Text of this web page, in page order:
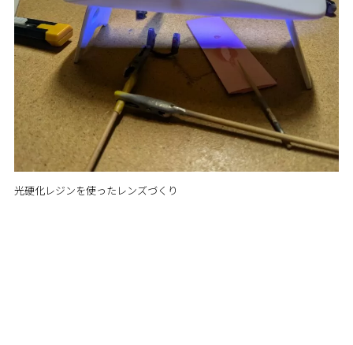
光硬化レジンを使ったレンズづくり